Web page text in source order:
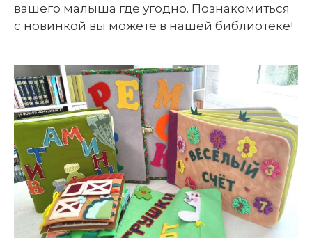
вашего малыша где угодно. Познакомиться
с новинкой вы можете в нашей библиотеке!